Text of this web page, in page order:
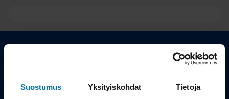
Suostumus Yksityiskohdat Tietoja
Kauppa